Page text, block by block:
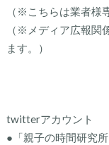
（※こちらは業者様
（※メディア広報関
ます。）
twitterアカウント
●「親子の時間研究